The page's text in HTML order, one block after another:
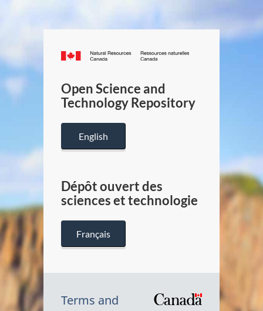
Canada.ca
/
Canada
Open Science and
Technology Repository
English
Dépôt ouvert des
sciences et technologie
Français
Terms and